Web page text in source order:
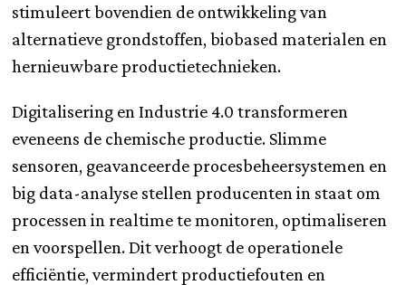
stimuleert bovendien de ontwikkeling van
alternatieve grondstoffen, biobased materialen en
hernieuwbare productietechnieken.
Digitalisering en Industrie 4.0 transformeren
eveneens de chemische productie. Slimme
sensoren, geavanceerde procesbeheersystemen en
big data-analyse stellen producenten in staat om
processen in realtime te monitoren, optimaliseren
en voorspellen. Dit verhoogt de operationele
efficiëntie, vermindert productiefouten en